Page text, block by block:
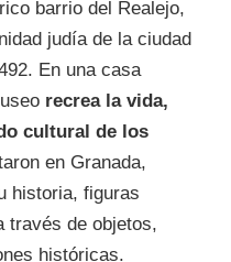
barrio del Realejo,
judía de la ciudad
En una casa
recrea la vida,
cultural de los
en Granada,
historia, figuras
través de objetos,
históricas.